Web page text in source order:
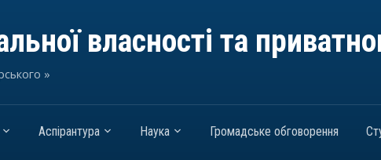
власності та
»
Аспірантура Наука Громадське обговорення